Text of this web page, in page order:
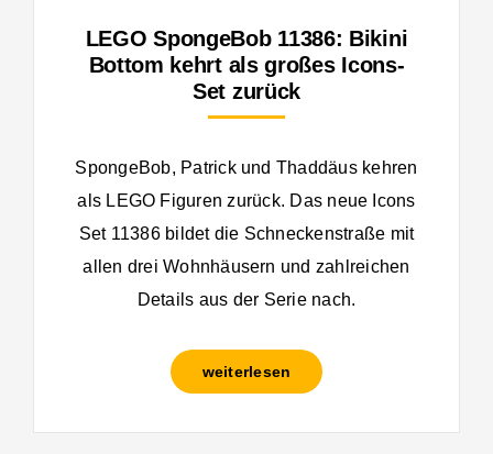
LEGO SpongeBob 11386: Bikini
Bottom kehrt als großes Icons-
Set zurück
SpongeBob, Patrick und Thaddäus kehren
als LEGO Figuren zurück. Das neue Icons
Set 11386 bildet die Schneckenstraße mit
allen drei Wohnhäusern und zahlreichen
Details aus der Serie nach.
weiterlesen